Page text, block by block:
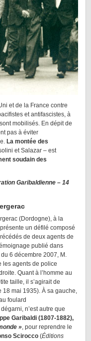
et de la France contre
et antifascistes, à
mobilisés. En dépit de
pas à éviter
La montée des
et Salazar – est
soudain des
Garibaldienne – 14
(Dordogne), à la
un défilé composé
de deux agents de
publié dans
du 6 décembre 2007, M.
les agents de police
Quant à l’homme au
taille, il s’agirait de
18 mai 1935). À sa gauche,
foulard
n’est autre que
Garibaldi (1807-1882),
», pour reprendre le
Scirocco (Éditions